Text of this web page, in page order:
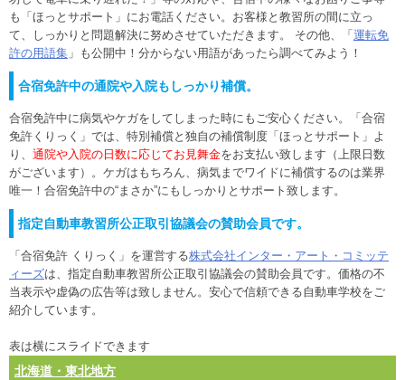
も「ほっとサポート」にお電話ください。お客様と教習所の間に立っ
て、しっかりと問題解決に努めさせていただきます。 その他、「 運転免
許の用語集 」も公開中！分からない用語があったら調べてみよう！
合宿免許中の通院や入院もしっかり補償。
合宿免許中に病気やケガをしてしまった時にもご安心ください。「合宿
免許くりっく」では、特別補償と独自の補償制度「ほっとサポート」よ
り、 通院や入院の日数に応じてお見舞金をお支払い致します（上限日数
がございます）。ケガはもちろん、病気までワイドに補償するのは業界
唯一！合宿免許中の“まさか”にもしっかりとサポート致します。
指定自動車教習所公正取引協議会の賛助会員です。
「合宿免許 くりっく」を運営する株式会社インター・アート・コミッテ
ィーズは、指定自動車教習所公正取引協議会の賛助会員です。価格の不
当表示や虚偽の広告等は致しません。安心で信頼できる自動車学校をご
紹介しています。
表は横にスライドできます
北海道・東北地方